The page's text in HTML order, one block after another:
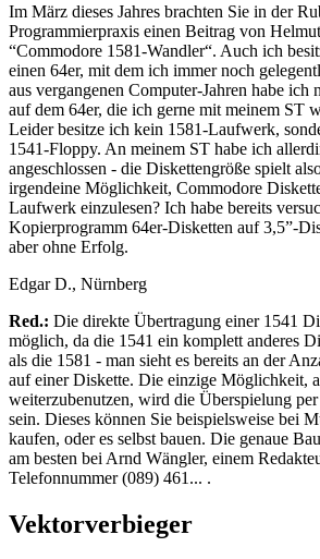
Im März dieses Jahres brachten Sie in der
Programmierpraxis einen Beitrag von
“Commodore 1581-Wandler“. Auch ich
einen 64er, mit dem ich immer noch
aus vergangenen Computer-Jahren habe ich
auf dem 64er, die ich gerne mit meinem ST
Leider besitze ich kein 1581-Laufwerk,
1541-Floppy. An meinem ST habe ich
angeschlossen - die Diskettengröße spielt
irgendeine Möglichkeit, Commodore
Laufwerk einzulesen? Ich habe bereits
Kopierprogramm 64er-Disketten auf 3,5”-
aber ohne Erfolg.
Edgar D., Nürnberg
Red.: Die direkte Übertragung einer 1541
möglich, da die 1541 ein komplett anderes
als die 1581 - man sieht es bereits an der
auf einer Diskette. Die einzige Möglichkeit,
weiterzubenutzen, wird die Überspielung
sein. Dieses können Sie beispielsweise bei
kaufen, oder es selbst bauen. Die genaue
am besten bei Arnd Wängler, einem
Telefonnummer (089) 461... .
Vektorverbieger